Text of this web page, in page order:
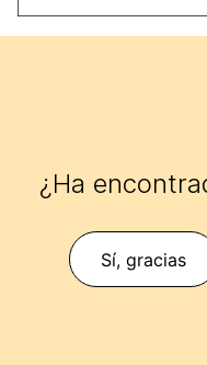
¿Ha
Sí, gracias